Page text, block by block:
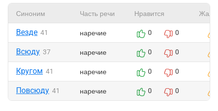
Синоним Часть речи Нравится
Везде 41 наречие 0 0
Всюду 37 наречие 0 0
Кругом 41 наречие 0 0
Повсюду 41 наречие 0 0